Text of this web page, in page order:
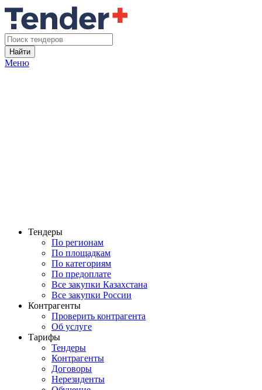
Найти
Меню
Тендеры
По регионам
По площадкам
По категориям
По предоплате
Все закупки Казахстана
Все закупки России
Контрагенты
Проверить контрагента
Об услуге
Тарифы
Тендеры
Контрагенты
Договоры
Нерезиденты